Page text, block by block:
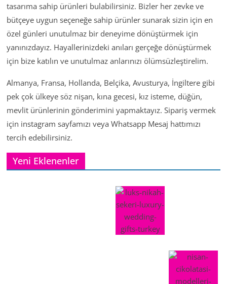
tasarıma sahip ürünleri bulabilirsiniz. Bizler her zevke ve
bütçeye uygun seçeneğe sahip ürünler sunarak sizin için en
özel günleri unutulmaz bir deneyime dönüştürmek için
yanınızdayız. Hayallerinizdeki anıları gerçeğe dönüştürmek
için bize katılın ve unutulmaz anlarınızı ölümsüzleştirelim.
Almanya, Fransa, Hollanda, Belçika, Avusturya, İngiltere gibi
pek çok ülkeye söz nişan, kına gecesi, kız isteme, düğün,
mevlit ürünlerinin gönderimini yapmaktayız. Sipariş vermek
için instagram sayfamızı veya Whatsapp Mesaj hattımızı
tercih edebilirsiniz.
Yeni Eklenenler